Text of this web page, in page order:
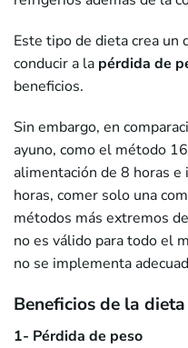
Este tipo de dieta crea un
conducir a la pérdida de
beneficios.
Sin embargo, en
ayuno, como el método
alimentación de 8 horas
horas, comer solo una
métodos más extremos
no es válido para todo el
no se implementa
Beneficios de la
1- Pérdida de peso